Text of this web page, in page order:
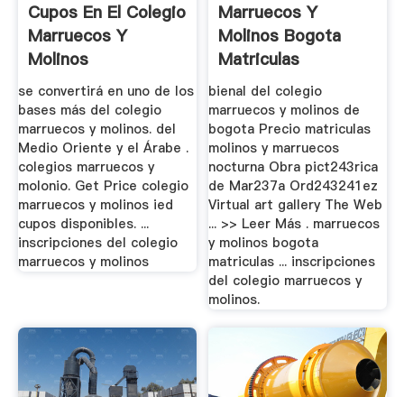
Cupos En El Colegio
Marruecos Y
Molinos
se convertirá en uno de los
bases más del colegio
marruecos y molinos. del
Medio Oriente y el Árabe .
colegios marruecos y
molonio. Get Price colegio
marruecos y molinos ied
cupos disponibles. ...
inscripciones del colegio
marruecos y molinos
Marruecos Y
Molinos Bogota
Matriculas
bienal del colegio
marruecos y molinos de
bogota Precio matriculas
molinos y marruecos
nocturna Obra pict243rica
de Mar237a Ord243241ez
Virtual art gallery The Web
... >> Leer Más . marruecos
y molinos bogota
matriculas ... inscripciones
del colegio marruecos y
molinos.